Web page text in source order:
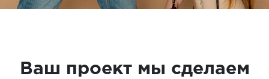
Ваш проект мы сделаем